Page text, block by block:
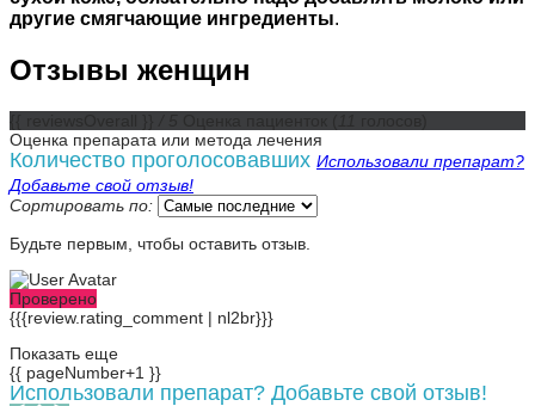
другие смягчающие ингредиенты.
Отзывы женщин
Оценка препарата или метода лечения
Количество проголосовавших Использовали препарат?
Добавьте свой отзыв!
Сортировать по:
Будьте первым, чтобы оставить отзыв.
Проверено
{{{review.rating_comment | nl2br}}}
Показать еще
{{ pageNumber+1 }}
Использовали препарат? Добавьте свой отзыв!